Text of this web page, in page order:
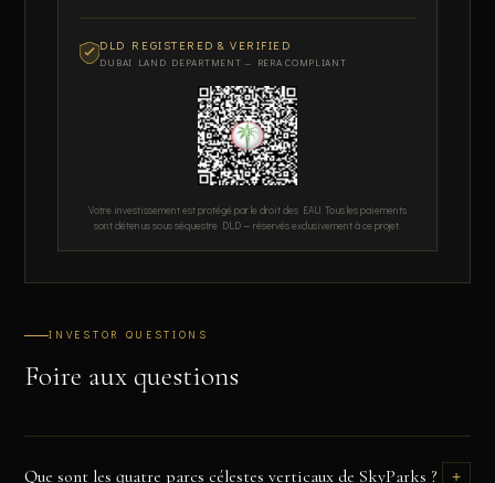
DLD REGISTERED & VERIFIED
DUBAI LAND DEPARTMENT — RERA COMPLIANT
Votre investissement est protégé par le droit des EAU. Tous les paiements
sont détenus sous séquestre DLD — réservés exclusivement à ce projet.
INVESTOR QUESTIONS
Foire aux questions
Que sont les quatre parcs célestes verticaux de SkyParks ? +